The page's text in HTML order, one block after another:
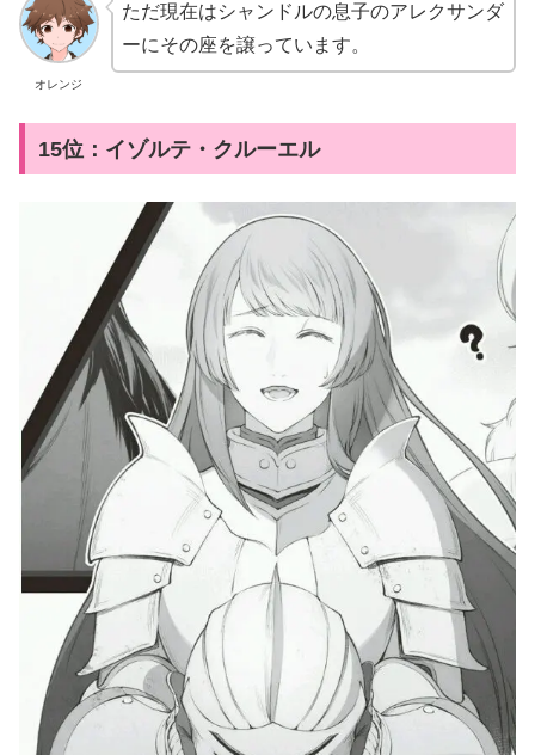
オレンジ
ただ現在はシャンドルの息子のアレクサンダ
ーにその座を譲っています。
15位：イゾルテ・クルーエル